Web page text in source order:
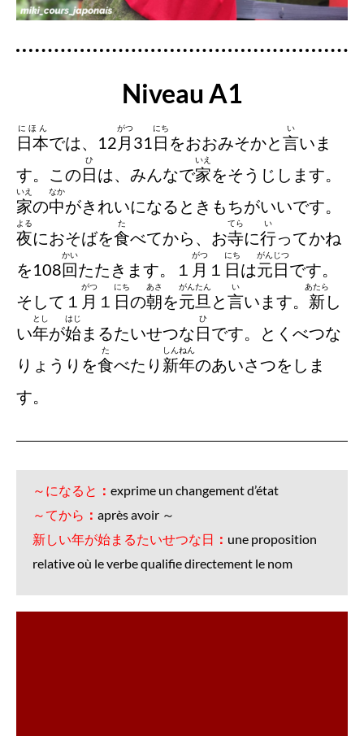
Niveau A1
日本
にほん
では、12 月
がつ
31 日
にち
をおおみそかと言
い
いま
す。この日
ひ
は、みんなで家
いえ
をそうじします。
家
いえ
の中
なか
がきれいになるときもちがいいです。
夜
よる
におそばを食
た
べてから、お寺
てら
に行
い
ってかね
を108回
かい
たたきます。１ 月
がつ
１ 日
にち
は元日
がんじつ
です。
そして１ 月
がつ
１ 日
にち
の朝
あさ
を元旦
がんたん
と言
い
います。 新
あたら
し
い年
とし
が始
はじ
まるたいせつな日
ひ
です。とくべつな
りょうりを食
た
べたり 新年
しんねん
のあいさつをしま
す。
～になると ： exprime un changement d’état
～てから ： après avoir ～
新しい年が始まるたいせつな日 ： une proposition
relative où le verbe qualifie directement le nom